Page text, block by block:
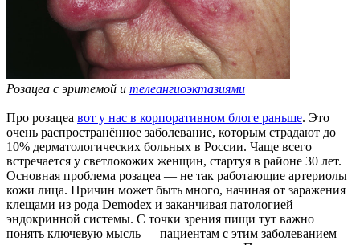
Розацеа с эритемой и телеангиоэктазиями
Про розацеа вот у нас в корпоративном блоге раньше. Это
очень распространённое заболевание, которым страдают до
10% дерматологических больных в России. Чаще всего
встречается у светлокожих женщин, стартуя в районе 30 лет.
Основная проблема розацеа — не так работающие артериолы
кожи лица. Причин может быть много, начиная от заражения
клещами из рода Demodex и заканчивая патологией
эндокринной системы. С точки зрения пищи тут важно
понять ключевую мысль — пациентам с этим заболеванием